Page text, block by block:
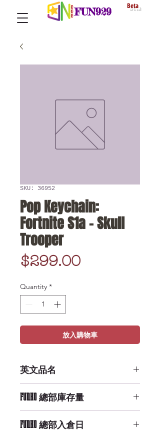
FUN929 Beta
SKU: 36952
Pop Keychain:
Fortnite S1a - Skull
Trooper
$299.00Price
Quantity *
放入購物車
英文品名
Trooper
FUNKO 總部庫存量
FUNKO 總部入倉日